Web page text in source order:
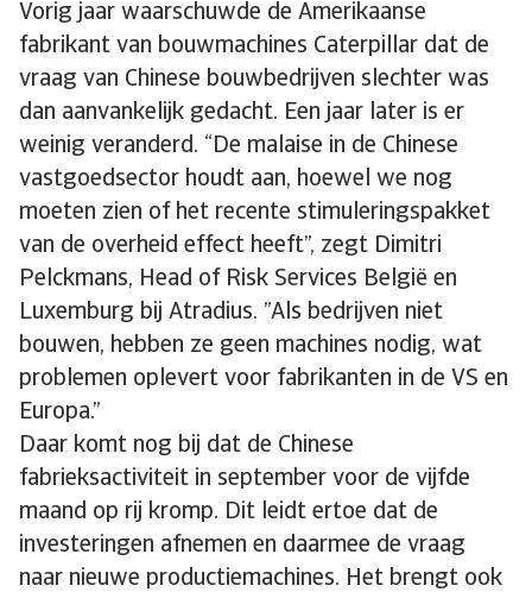
Vorig jaar waarschuwde de Amerikaanse
fabrikant van bouwmachines Caterpillar dat de
vraag van Chinese bouwbedrijven slechter was
dan aanvankelijk gedacht. Een jaar later is er
weinig veranderd. “De malaise in de Chinese
vastgoedsector houdt aan, hoewel we nog
moeten zien of het recente stimuleringspakket
van de overheid effect heeft”, zegt Dimitri
Pelckmans, Head of Risk Services België en
Luxemburg bij Atradius. ”Als bedrijven niet
bouwen, hebben ze geen machines nodig, wat
problemen oplevert voor fabrikanten in de VS en
Europa.”
Daar komt nog bij dat de Chinese
fabrieksactiviteit in september voor de vijfde
maand op rij kromp. Dit leidt ertoe dat de
investeringen afnemen en daarmee de vraag
naar nieuwe productiemachines. Het brengt ook